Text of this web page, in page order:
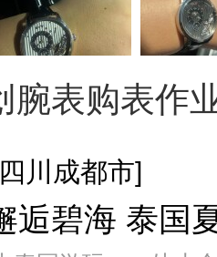
腕表购表作
川成都市]
逅碧海 泰国